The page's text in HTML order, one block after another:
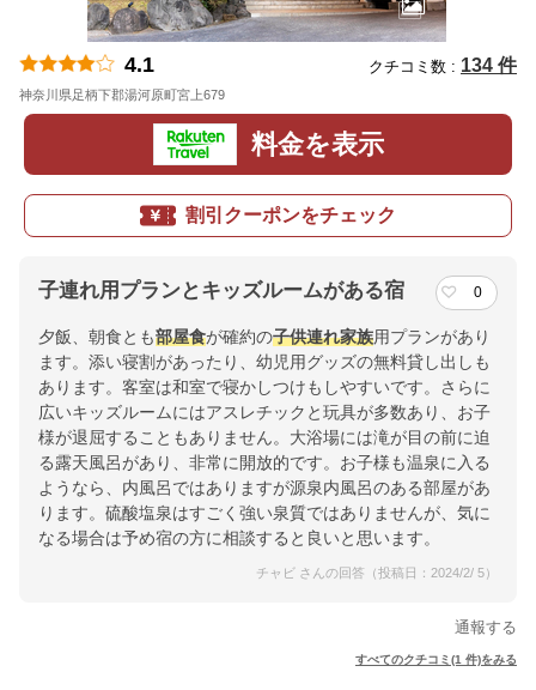
4.1 クチコミ数 : 134 件
神奈川県足柄下郡湯河原町宮上679
料金を表示
割引クーポンをチェック
子連れ用プランとキッズルームがある宿 0
夕飯、朝食とも部屋食が確約の子供連れ家族用プランがあり
ます。添い寝割があったり、幼児用グッズの無料貸し出しも
あります。客室は和室で寝かしつけもしやすいです。さらに
広いキッズルームにはアスレチックと玩具が多数あり、お子
様が退屈することもありません。大浴場には滝が目の前に迫
る露天風呂があり、非常に開放的です。お子様も温泉に入る
ようなら、内風呂ではありますが源泉内風呂のある部屋があ
ります。硫酸塩泉はすごく強い泉質ではありませんが、気に
なる場合は予め宿の方に相談すると良いと思います。
チャビ さんの回答（投稿日：2024/2/ 5）
通報する
すべてのクチコミ(1 件)をみる